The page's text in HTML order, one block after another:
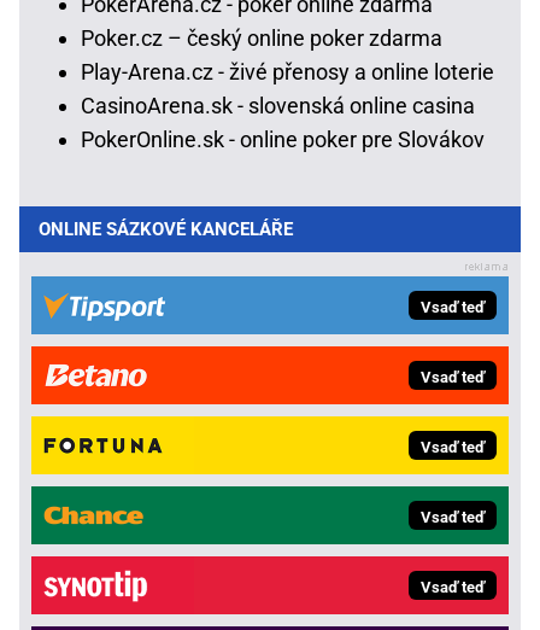
Poker.cz – český online poker zdarma
Play-Arena.cz - živé přenosy a online loterie
CasinoArena.sk - slovenská online casina
PokerOnline.sk - online poker pre Slovákov
ONLINE SÁZKOVÉ KANCELÁŘE
Vsaď teď
Vsaď teď
Vsaď teď
Vsaď teď
Vsaď teď